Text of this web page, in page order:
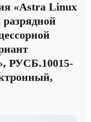
«Astra Linux
РУСБ.10015-